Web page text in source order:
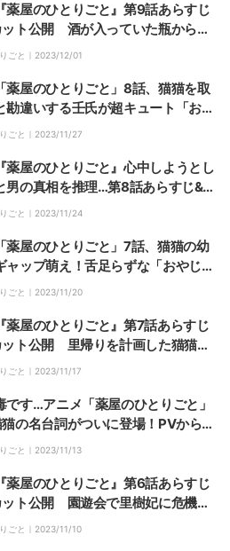
薬屋のひとりごと』第9話あらすじ
ト公開 酒が入っていた瓶から本
を推理
ごと｜ 2023/12/01
薬屋のひとりごと」8話、猫猫を取
勘違いする壬氏が超キュート「お口
おもろい」「ショック受けすぎ笑」
ごと｜ 2023/11/27
薬屋のひとりごと』心中しようとし
男の真相を推理…第8話あらすじ&先
公開
ごと｜ 2023/11/24
薬屋のひとりごと」7話、猫猫の幼
ャップ萌え！舌足らずな「おやじ
に「父性＆母性爆発」「想像以上に
ごと｜ 2023/11/20
薬屋のひとりごと』第7話あらすじ
ト公開 里帰りを計画した猫猫、
らない壬氏は…
ごと｜ 2023/11/17
です…アニメ「薬屋のひとりごと」
の名台詞がついに登場！PVから変
優・悠木碧の演技も要チェック
ごと｜ 2023/11/13
薬屋のひとりごと』第6話あらすじ
ト公開 園遊会で里樹妃に危機が
白(cv.赤羽根健治)も初登場
ごと｜ 2023/11/10